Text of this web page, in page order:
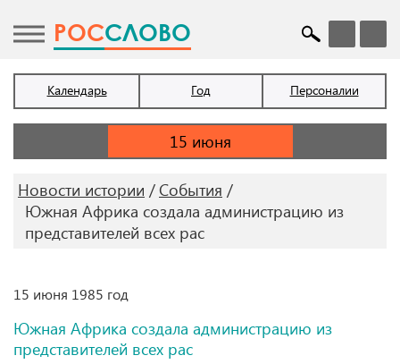
POCСЛОВО
Календарь Год Персоналии
Новости истории
События
Южная Африка создала администрацию из
представителей всех рас
15 июня 1985 год
Южная Африка создала администрацию из
представителей всех рас